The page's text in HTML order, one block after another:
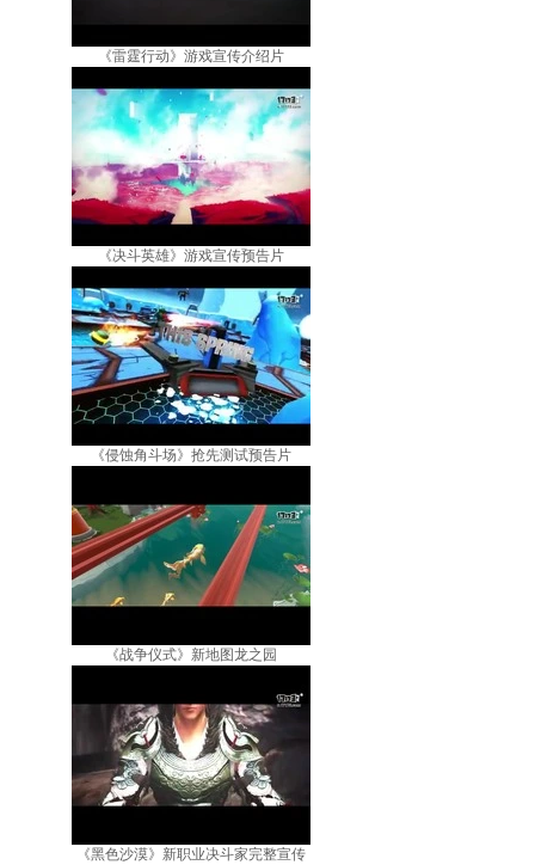
《雷霆行动》游戏宣传介绍片
《决斗英雄》游戏宣传预告片
《侵蚀角斗场》抢先测试预告片
《战争仪式》新地图龙之园
《黑色沙漠》新职业决斗家完整宣传